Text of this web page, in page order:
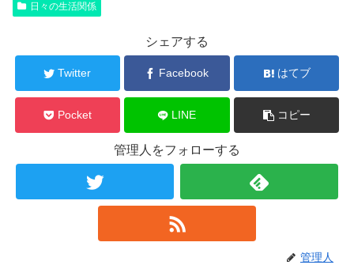
日々の生活関係
シェアする
Twitter Facebook はてブ
Pocket LINE コピー
管理人をフォローする
管理人